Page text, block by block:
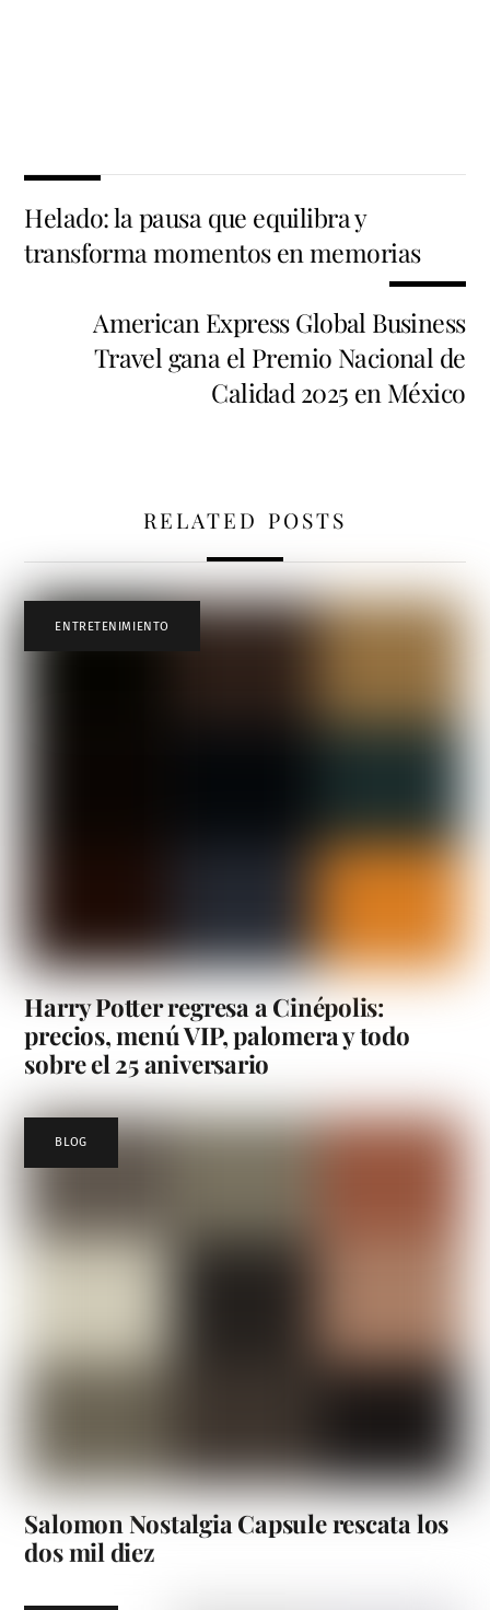
Helado: la pausa que equilibra y
transforma momentos en memorias
American Express Global Business
Travel gana el Premio Nacional de
Calidad 2025 en México
RELATED POSTS
ENTRETENIMIENTO
Harry Potter regresa a Cinépolis:
precios, menú VIP, palomera y todo
sobre el 25 aniversario
BLOG
Salomon Nostalgia Capsule rescata los
dos mil diez